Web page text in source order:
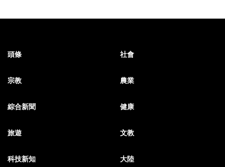
頭條 社會
宗教 農業
綜合新聞 健康
旅遊 文教
科技新知 大陸